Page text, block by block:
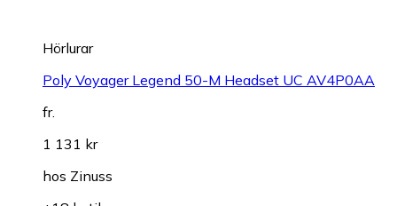
Hörlurar
Poly Voyager Legend 50-M Headset UC AV4P0AA
fr.
1 131 kr
hos Zinuss